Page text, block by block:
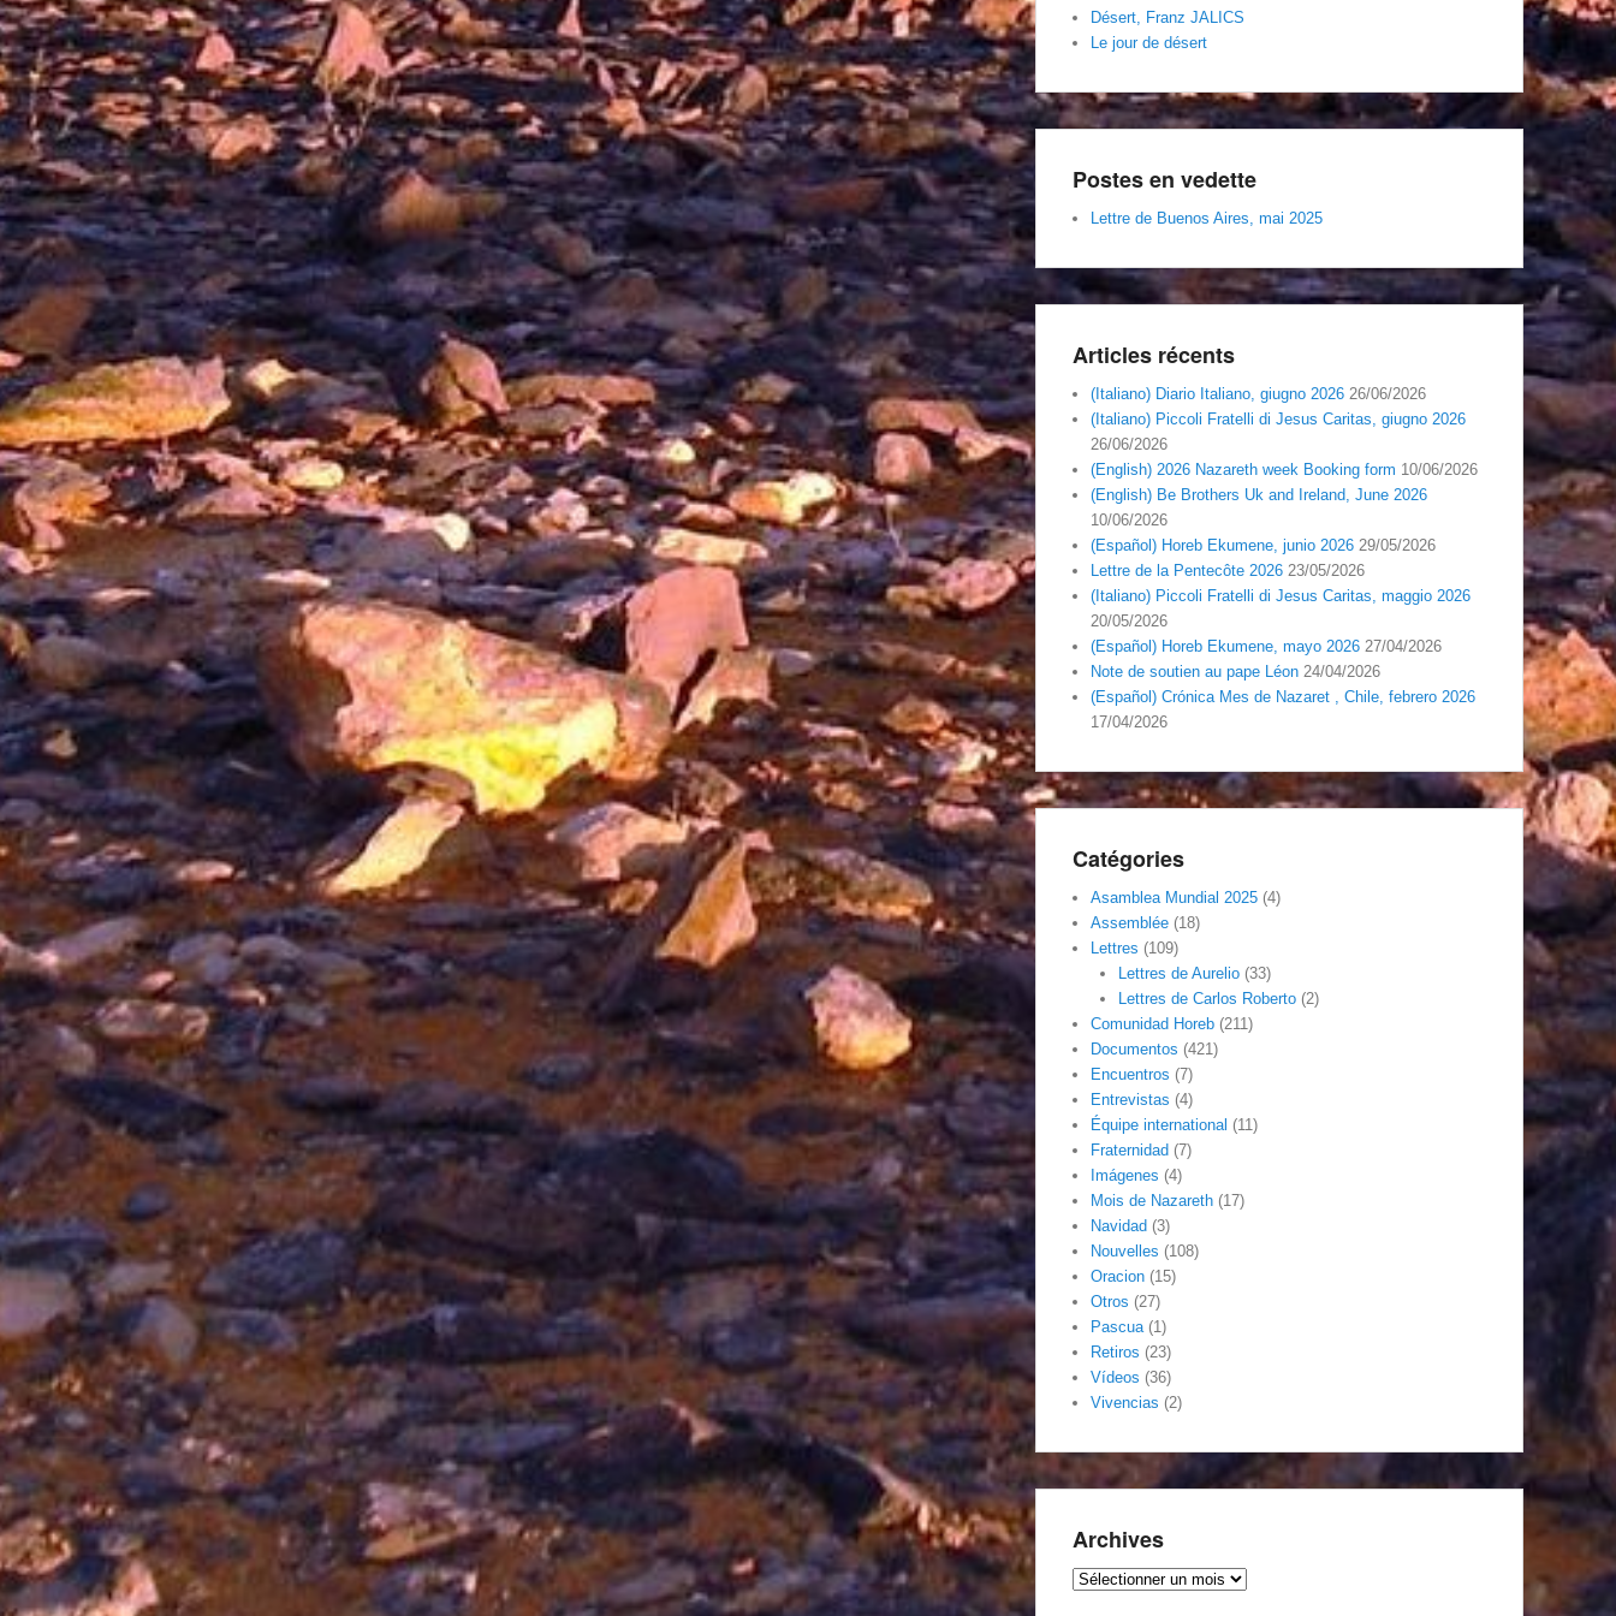
Désert, Franz JALICS
Le jour de désert
Postes en vedette
Lettre de Buenos Aires, mai 2025
Articles récents
(Italiano) Diario Italiano, giugno 2026 26/06/2026
(Italiano) Piccoli Fratelli di Jesus Caritas, giugno 2026
26/06/2026
(English) 2026 Nazareth week Booking form 10/06/2026
(English) Be Brothers Uk and Ireland, June 2026
10/06/2026
(Español) Horeb Ekumene, junio 2026 29/05/2026
Lettre de la Pentecôte 2026 23/05/2026
(Italiano) Piccoli Fratelli di Jesus Caritas, maggio 2026
20/05/2026
(Español) Horeb Ekumene, mayo 2026 27/04/2026
Note de soutien au pape Léon 24/04/2026
(Español) Crónica Mes de Nazaret , Chile, febrero 2026
17/04/2026
Catégories
Asamblea Mundial 2025 (4)
Assemblée (18)
Lettres (109)
Lettres de Aurelio(33)
Lettres de Carlos Roberto(2)
Comunidad Horeb (211)
Documentos (421)
Encuentros (7)
Entrevistas (4)
Équipe international (11)
Fraternidad (7)
Imágenes (4)
Mois de Nazareth (17)
Navidad (3)
Nouvelles (108)
Oracion (15)
Otros (27)
Pascua(1)
Retiros (23)
Vídeos (36)
Vivencias (2)
Archives
Archives